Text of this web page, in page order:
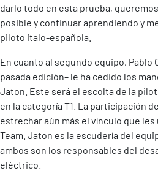
darlo todo en esta prueba,
posible y continuar aprendiendo y
piloto italo-española.
En cuanto al segundo equipo, Pablo
pasada edición– le ha cedido los
Jaton. Este será el escolta de la
en la categoría T1. La participación
estrechar aún más el vínculo que
Team. Jaton es la escudería del
ambos son los responsables del
eléctrico.